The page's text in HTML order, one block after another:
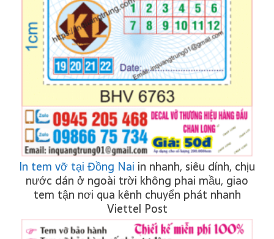
In tem vỡ tại Đồng Nai in nhanh, siêu dính, chịu
nước dán ở ngoài trời không phai mầu, giao
tem tận nơi qua kênh chuyển phát nhanh
Viettel Post